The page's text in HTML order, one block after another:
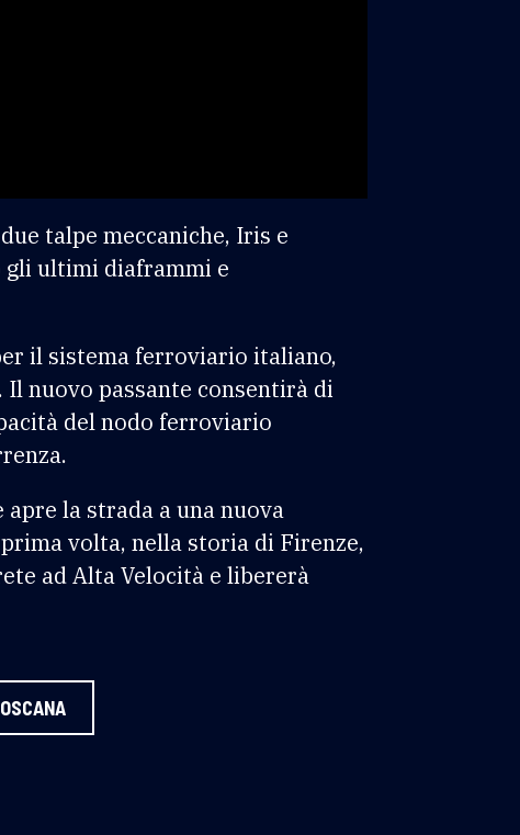
talpe meccaniche, Iris e
gli ultimi diaframmi e
il sistema ferroviario italiano,
nuovo passante consentirà di
del nodo ferroviario
apre la strada a una nuova
prima volta, nella storia di Firenze,
ad Alta Velocità e libererà